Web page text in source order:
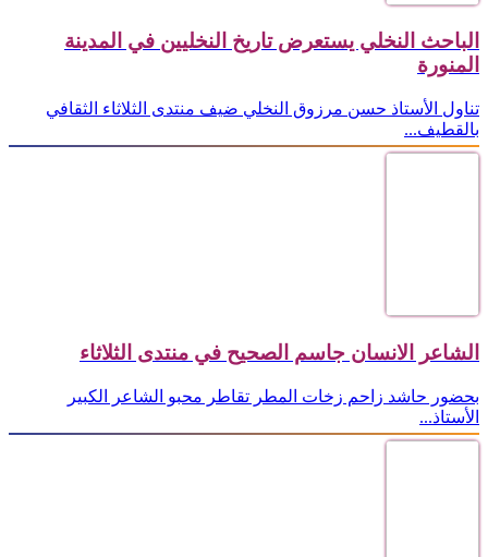
الباحث النخلي يستعرض تاريخ النخليين في المدينة
المنورة
تناول الأستاذ حسن مرزوق النخلي ضيف منتدى الثلاثاء الثقافي
بالقطيف...
الشاعر الانسان جاسم الصحيح في منتدى الثلاثاء
بحضور حاشد زاحم زخات المطر تقاطر محبو الشاعر الكبير
الأستاذ...